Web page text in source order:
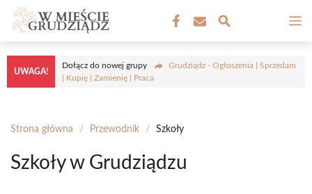
Przejdź
treści
UWAGA!
Dołącz do nowej grupy
Grudziądz - Ogłoszenia | Sprzedam
| Kupię | Zamienię | Praca
Strona główna / Przewodnik / Szkoły
Szkoły w Grudziądzu